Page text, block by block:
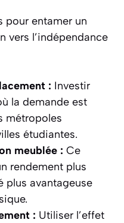
pour entamer un
vers l’indépendance
: Investir
la demande est
métropoles
étudiantes.
meublée : Ce
rendement plus
plus avantageuse
: Utiliser l’effet